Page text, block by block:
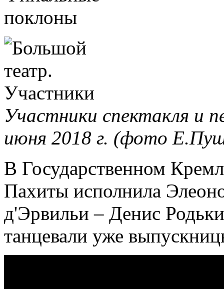
Участники спектакля и
июня 2018 г. (фото
В Государственном
Пахиты исполнила
д'Эрвильи – Денис
танцевали уже